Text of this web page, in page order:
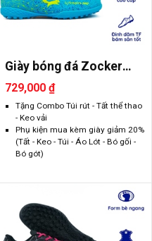
Giày bóng đá Zocker
Inspire ..
729,000 ₫
Tặng Combo Túi rút - Tất thể thao
- Keo vải
Phụ kiện mua kèm giày giảm 20%
(Tất - Keo - Túi - Áo Lót - Bó gối -
Bó gót)